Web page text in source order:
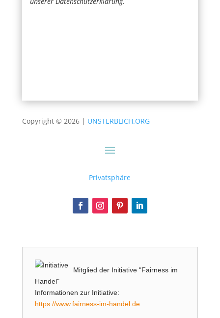
Copyright © 2026 | UNSTERBLICH.ORG
Privatsphäre
Mitglied der Initiative "Fairness im
Handel"
Informationen zur Initiative:
https://www.fairness-im-handel.de